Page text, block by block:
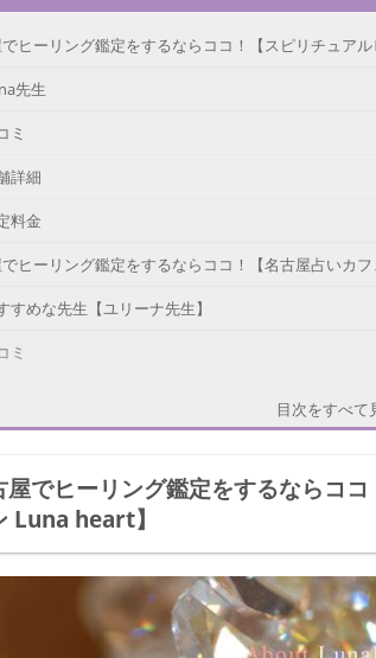
ヒーリング鑑定をするならココ！【スピリチュア
先生
ミ
詳細
料金
ヒーリング鑑定をするならココ！【名古屋占いカフ
すめな先生【ユリーナ先生】
ミ
でヒーリング鑑定をするならココ！【Rose Aphrodite
すめな先生【神前満紀子(こうざきまきこ)先生】
ミ
目次をすべて
屋でヒーリング鑑定をするならコ
Luna heart】